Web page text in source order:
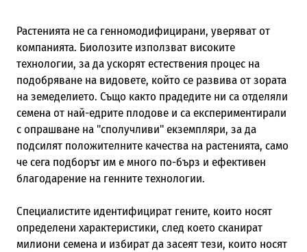
Растенията не са генномодифицирани, уверяват от
компанията. Биолозите използват високите
технологии, за да ускорят естествения процес на
подобряване на видовете, който се развива от зората
на земеделието. Също както прадедите ни са отделяли
семена от най-едрите плодове и са експериментирали
с опрашване на "сполучливи" екземпляри, за да
подсилят положителните качества на растенията, само
че сега подборът им е много по-бърз и ефективен
благодарение на генните технологии.
Специалистите идентифицират гените, които носят
определени характеристики, след което сканират
милиони семена и избират да засеят тези, които носят